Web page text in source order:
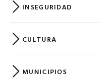
INSEGURIDAD
CULTURA
MUNICIPIOS